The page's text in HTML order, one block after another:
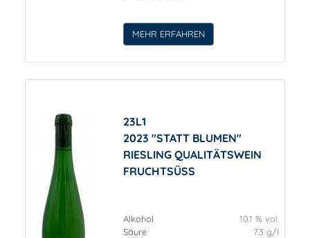
MEHR ERFAHREN
23L1
2023 "STATT BLUMEN"
RIESLING QUALITÄTSWEIN
FRUCHTSÜSS
Alkohol
10.1 % vol.
Säure
7.3 g/l